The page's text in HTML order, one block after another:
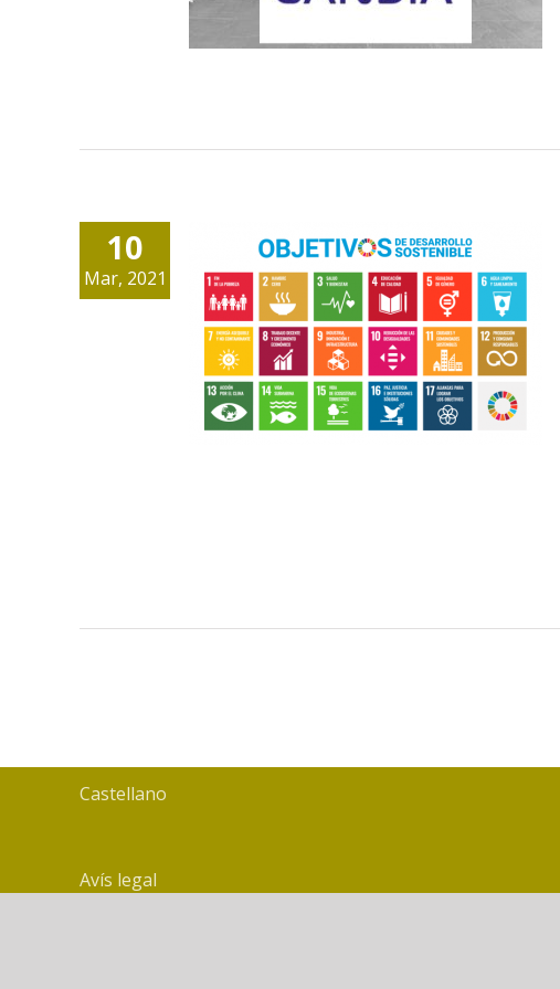
10
Mar, 2021
ODS: 17 objectius per
transformar el nostre
món
Castellano
Avís legal